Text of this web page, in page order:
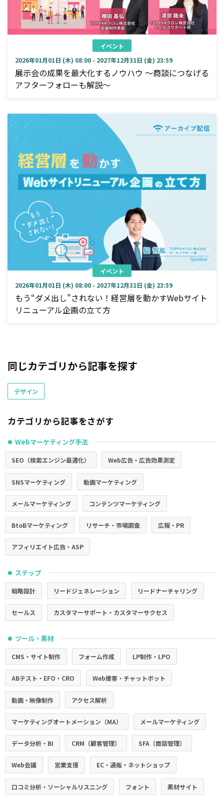
イベント
2026年01月01日 (木) 08:00 - 2027年12月31日 (金) 23:59
展示会の成果を最大化するノウハウ ～商談につなげる
アフターフォローも解説～
イベント
2026年01月01日 (木) 08:00 - 2027年12月31日 (金) 23:59
もう“ダメ出し”されない！経営層を動かすWebサイト
リニューアル企画の立て方
同じカテゴリから記事を探す
デザイン
カテゴリから記事をさがす
● Webマーケティング手法
SEO（検索エンジン最適化） Web広告・広告効果測定
SNSマーケティング 動画マーケティング
メールマーケティング コンテンツマーケティング
BtoBマーケティング リサーチ・市場調査 広報・PR
アフィリエイト広告・ASP
● ステップ
戦略設計 リードジェネレーション リードナーチャリング
セールス カスタマーサポート・カスタマーサクセス
● ツール・素材
CMS・サイト制作 フォーム作成 LP制作・LPO
ABテスト・EFO・CRO Web接客・チャットボット
動画・映像制作 アクセス解析
マーケティングオートメーション（MA） メールマーケティング
データ分析・BI CRM（顧客管理） SFA（商談管理）
Web会議 営業支援 EC・通販・ネットショップ
口コミ分析・ソーシャルリスニング フォント 素材サイト